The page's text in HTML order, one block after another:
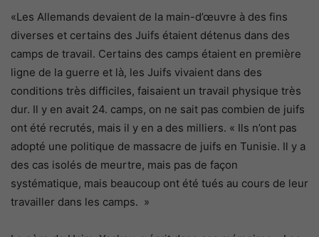
«Les Allemands devaient de la main-d’œuvre à des fins
diverses et certains des Juifs étaient détenus dans des
camps de travail. Certains des camps étaient en première
ligne de la guerre et là, les Juifs vivaient dans des
conditions très difficiles, faisaient un travail physique très
dur. Il y en avait 24. camps, on ne sait pas combien de juifs
ont été recrutés, mais il y en a des milliers. « Ils n’ont pas
adopté une politique de massacre de juifs en Tunisie. Il y a
des cas isolés de meurtre, mais pas de façon
systématique, mais beaucoup ont été tués au cours de leur
travailler dans les camps. »